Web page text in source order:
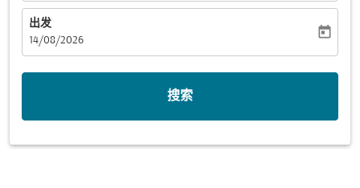
出发
fc-booking-departure-date-aria-label
14/08/2026
today
搜索